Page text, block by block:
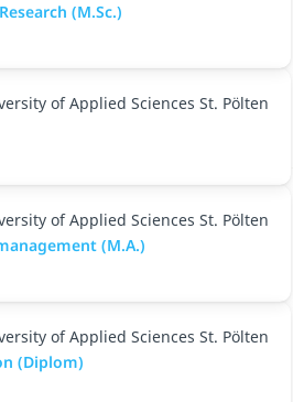
(M.Sc.)
of Applied Sciences St. Pölten
of Applied Sciences St. Pölten
(M.A.)
of Applied Sciences St. Pölten
(Diplom)